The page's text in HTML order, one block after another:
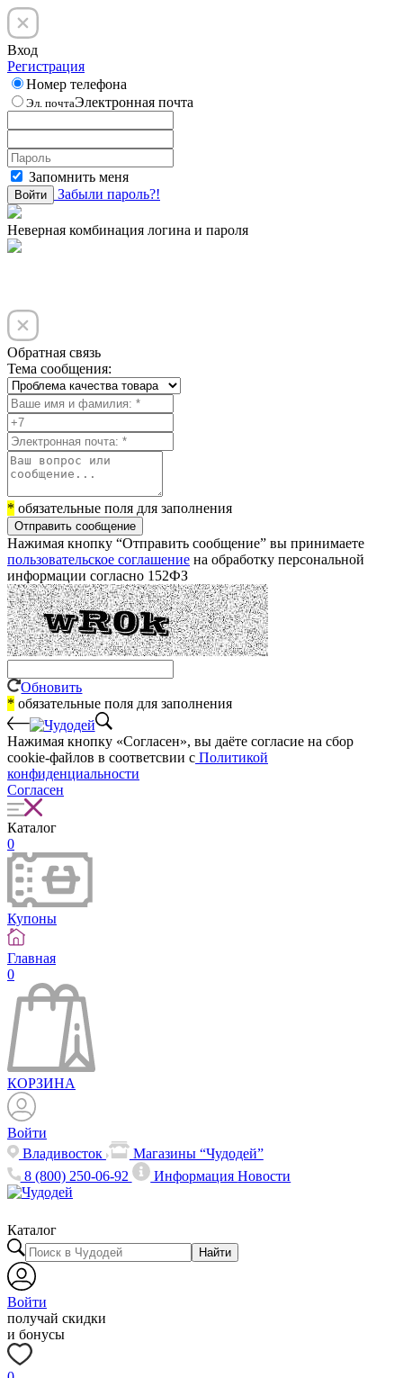
Вход
Регистрация
Номер телефона
Эл. почтаЭлектронная почта
Запомнить меня
Войти Забыли пароль?!
Неверная комбинация логина и пароля
Обратная связь
Тема сообщения:
* обязательные поля для заполнения
Отправить сообщение
Нажимая кнопку “Отправить сообщение” вы принимаете
пользовательское соглашение на обработку персональной
информации согласно 152ФЗ
Обновить
* обязательные поля для заполнения
Нажимая кнопку «Согласен», вы даёте cогласие на сбор
cookie-файлов в соответсвии с Политикой
конфиденциальности
Согласен
Каталог
0
Купоны
Главная
0
КОРЗИНА
Войти
Владивосток
Магазины “Чудодей”
8 (800) 250-06-92
ИнформацияНовости
Каталог
Найти
Войти
получай скидки
и бонусы